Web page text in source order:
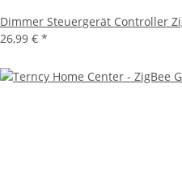
Dimmer Steuergerät Controller
26,99 € *